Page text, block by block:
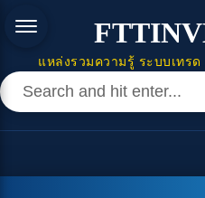
แหล่งรวมความรู้ ระบบเทร